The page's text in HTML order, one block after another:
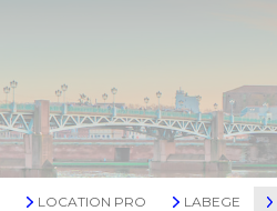
LOCATION PRO LABEGE